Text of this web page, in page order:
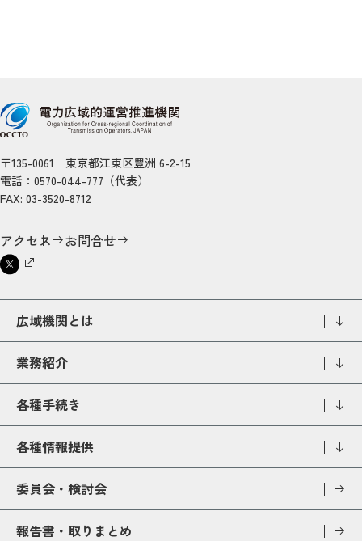
〒135-0061 東京都江東区豊洲 6-2-15
電話：0570-044-777（代表）
FAX: 03-3520-8712
アクセス お問合せ
広域機関とは
業務紹介
各種手続き
各種情報提供
委員会・検討会
報告書・取りまとめ